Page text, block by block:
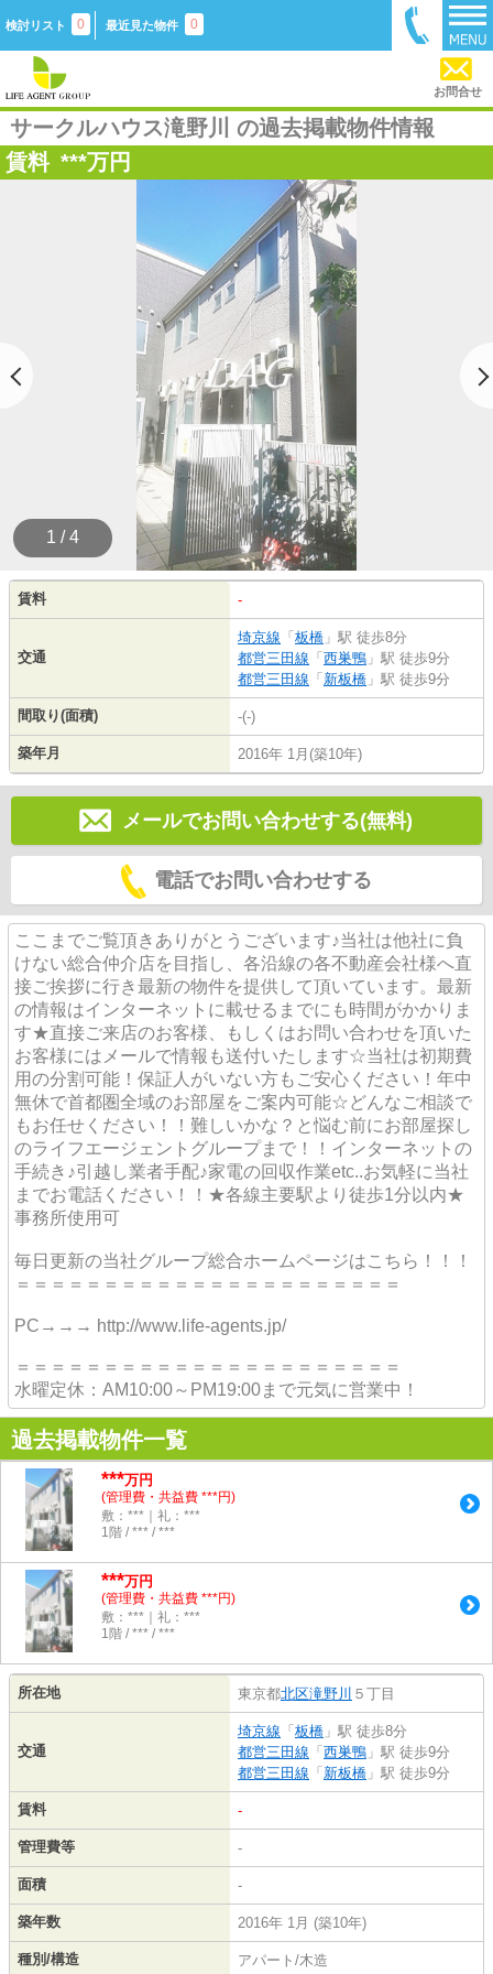
検討リスト 0 最近見た物件 0
お問合せ
サークルハウス滝野川 の過去掲載物件情報
賃料 ***万円
1 / 4
賃料 -
交通
埼京線 「 板橋 」駅 徒歩8分
都営三田線 「 西巣鴨 」駅 徒歩9分
都営三田線 「 新板橋 」駅 徒歩9分
間取り(面積) -(-)
築年月 2016年 1月(築10年)
メールでお問い合わせする(無料)
電話でお問い合わせする
ここまでご覧頂きありがとうございます♪当社は他社に負
けない総合仲介店を目指し、各沿線の各不動産会社様へ直
接ご挨拶に行き最新の物件を提供して頂いています。最新
の情報はインターネットに載せるまでにも時間がかかりま
す★直接ご来店のお客様、もしくはお問い合わせを頂いた
お客様にはメールで情報も送付いたします☆当社は初期費
用の分割可能！保証人がいない方もご安心ください！年中
無休で首都圏全域のお部屋をご案内可能☆どんなご相談で
もお任せください！！難しいかな？と悩む前にお部屋探し
のライフエージェントグループまで！！インターネットの
手続き♪引越し業者手配♪家電の回収作業etc..お気軽に当社
までお電話ください！！★各線主要駅より徒歩1分以内★
事務所使用可
毎日更新の当社グループ総合ホームページはこちら！！！
＝＝＝＝＝＝＝＝＝＝＝＝＝＝＝＝＝＝＝＝＝＝
PC→→→ http://www.life-agents.jp/
＝＝＝＝＝＝＝＝＝＝＝＝＝＝＝＝＝＝＝＝＝＝
水曜定休：AM10:00～PM19:00まで元気に営業中！
過去掲載物件一覧
***万円
(管理費・共益費 ***円)
敷：***｜礼：***
1階 / *** / ***
***万円
(管理費・共益費 ***円)
敷：***｜礼：***
1階 / *** / ***
所在地 東京都北区滝野川 ５丁目
交通
埼京線 「 板橋 」駅 徒歩8分
都営三田線 「 西巣鴨 」駅 徒歩9分
都営三田線 「 新板橋 」駅 徒歩9分
賃料 -
管理費等 -
面積 -
築年数 2016年 1月 (築10年)
種別/構造 アパート/木造